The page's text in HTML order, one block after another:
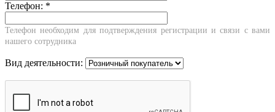
Телефон: *
Телефон необходим для подтверждения регистрации и связи с вами
нашего сотрудника
Вид деятельности: